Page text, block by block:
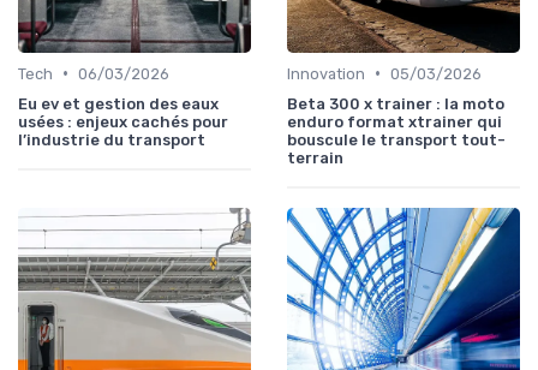
Tech • 06/03/2026
Eu ev et gestion des eaux
usées : enjeux cachés pour
l’industrie du transport
Innovation • 05/03/2026
Beta 300 x trainer : la moto
enduro format xtrainer qui
bouscule le transport tout-
terrain